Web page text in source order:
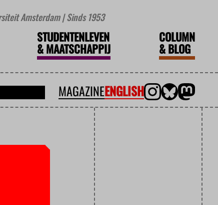
Amsterdam | Sinds 1953
STUDENTENLEVEN
&MAATSCHAPPIJ
COLUMN
&BLOG
MAGAZINEENGLISH